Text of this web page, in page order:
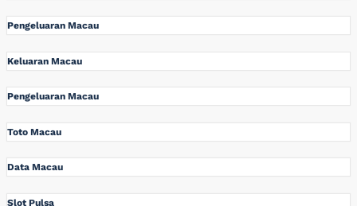
Pengeluaran Macau
Keluaran Macau
Pengeluaran Macau
Toto Macau
Data Macau
Slot Pulsa